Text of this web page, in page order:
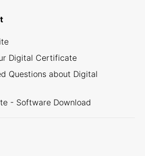
Digital Certificate
Questions about Digital
- Software Download